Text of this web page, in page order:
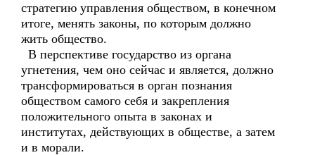
стратегию управления обществом, в конечном
итоге, менять законы, по которым должно
жить общество.
В перспективе государство из органа
угнетения, чем оно сейчас и является, должно
трансформироваться в орган познания
обществом самого себя и закрепления
положительного опыта в законах и
институтах, действующих в обществе, а затем
и в морали.